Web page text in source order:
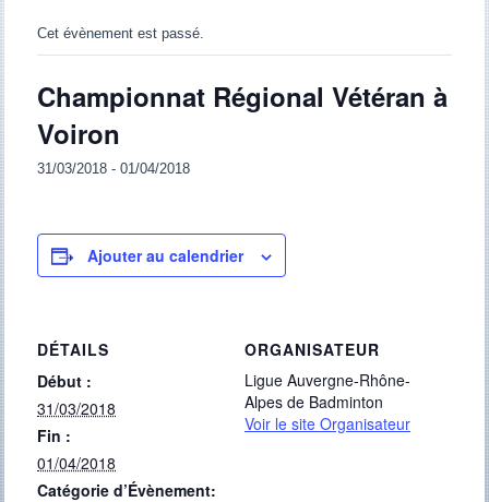
Cet évènement est passé.
Championnat Régional Vétéran à
Voiron
31/03/2018 -01/04/2018
Ajouter au calendrier
DÉTAILS
Début :
31/03/2018
Fin :
01/04/2018
Catégorie d’Évènement:
ORGANISATEUR
Ligue Auvergne-Rhône-
Alpes de Badminton
Voir le site Organisateur